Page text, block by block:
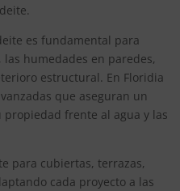
es fundamental para
humedades en paredes,
estructural. En Floridia
que aseguran un
frente al agua y las
para cubiertas, terrazas,
cada proyecto a las